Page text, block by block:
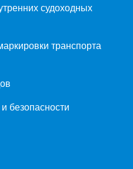
судоходных
транспорта
безопасности